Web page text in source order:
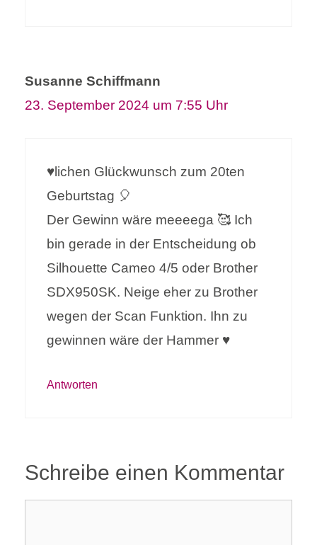
Susanne Schiffmann
23. September 2024 um 7:55 Uhr
♥️lichen Glückwunsch zum 20ten
Geburtstag 🎈
Der Gewinn wäre meeeega 🥰 Ich
bin gerade in der Entscheidung ob
Silhouette Cameo 4/5 oder Brother
SDX950SK. Neige eher zu Brother
wegen der Scan Funktion. Ihn zu
gewinnen wäre der Hammer ♥️
Antworten
Schreibe einen Kommentar